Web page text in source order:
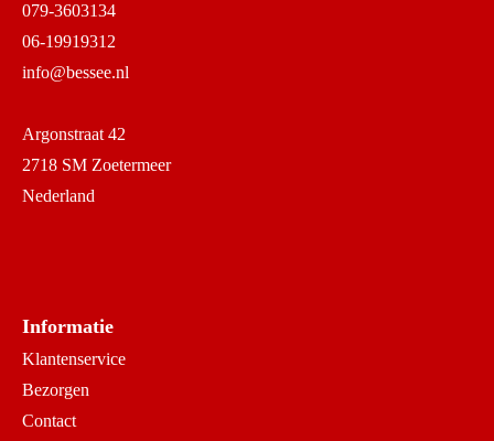
079-3603134
06-19919312
info@bessee.nl
Argonstraat 42
2718 SM Zoetermeer
Nederland
Informatie
Klantenservice
Bezorgen
Contact